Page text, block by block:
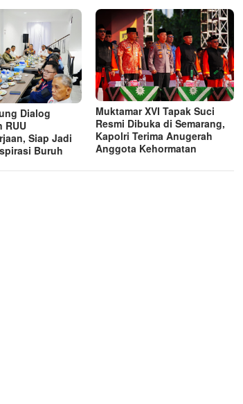
Dialog
RUU
Siap Jadi
Buruh
Muktamar XVI Tapak Suci
Resmi Dibuka di Semarang,
Kapolri Terima Anugerah
Anggota Kehormatan